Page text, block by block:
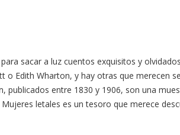
sacar a luz cuentos exquisitos y
Edith Wharton, y hay otras que merecen
publicados entre 1830 y 1906, son una
letales es un tesoro que merece